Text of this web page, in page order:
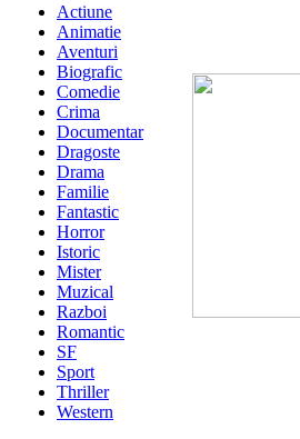
Actiune
Animatie
Aventuri
Biografic
Comedie
Crima
Documentar
Dragoste
Drama
Familie
Fantastic
Horror
Istoric
Mister
Muzical
Razboi
Romantic
SF
Sport
Thriller
Western